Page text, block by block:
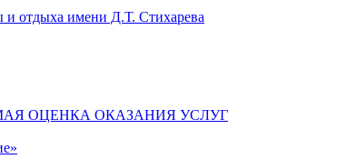
и отдыха имени Д.Т. Стихарева
ОЦЕНКА ОКАЗАНИЯ УСЛУГ